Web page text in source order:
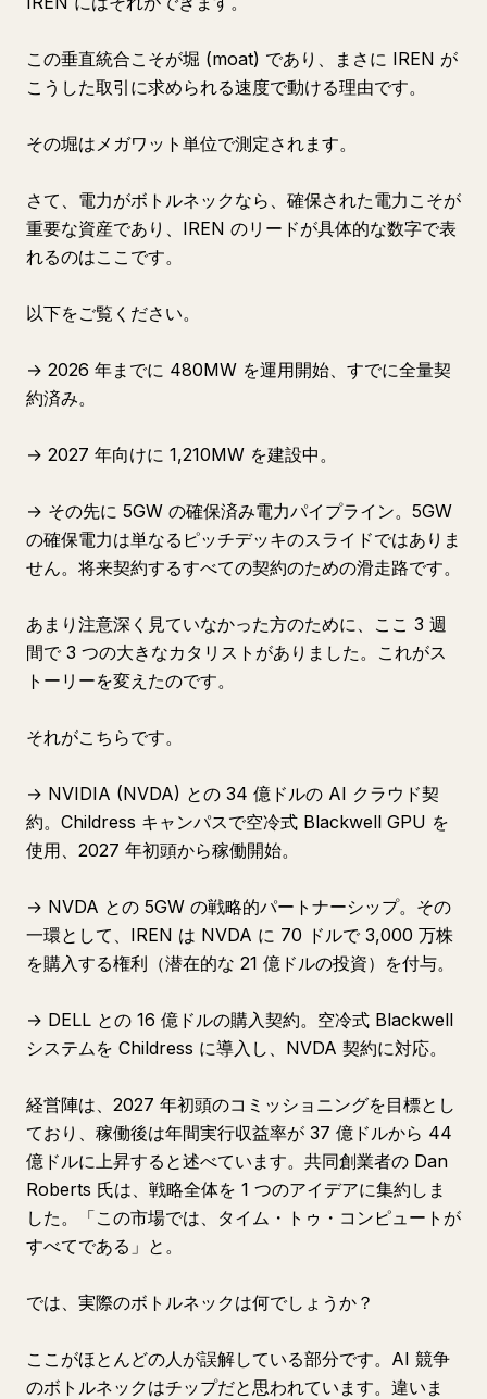
この垂直統合こそが堀 (moat) であり、まさに IREN が
こうした取引に求められる速度で動ける理由です。
その堀はメガワット単位で測定されます。
さて、電力がボトルネックなら、確保された電力こそが
重要な資産であり、IREN のリードが具体的な数字で表
れるのはここです。
以下をご覧ください。
→ 2026 年までに 480MW を運用開始、すでに全量契
約済み。
→ 2027 年向けに 1,210MW を建設中。
→ その先に 5GW の確保済み電力パイプライン。5GW
の確保電力は単なるピッチデッキのスライドではありま
せん。将来契約するすべての契約のための滑走路です。
あまり注意深く見ていなかった方のために、ここ 3 週
間で 3 つの大きなカタリストがありました。これがス
トーリーを変えたのです。
それがこちらです。
→ NVIDIA (NVDA) との 34 億ドルの AI クラウド契
約。Childress キャンパスで空冷式 Blackwell GPU を
使用、2027 年初頭から稼働開始。
→ NVDA との 5GW の戦略的パートナーシップ。その
一環として、IREN は NVDA に 70 ドルで 3,000 万株
を購入する権利（潜在的な 21 億ドルの投資）を付与。
→ DELL との 16 億ドルの購入契約。空冷式 Blackwell
システムを Childress に導入し、NVDA 契約に対応。
経営陣は、2027 年初頭のコミッショニングを目標とし
ており、稼働後は年間実行収益率が 37 億ドルから 44
億ドルに上昇すると述べています。共同創業者の Dan
Roberts 氏は、戦略全体を 1 つのアイデアに集約しま
した。「この市場では、タイム・トゥ・コンピュートが
すべてである」と。
では、実際のボトルネックは何でしょうか？
ここがほとんどの人が誤解している部分です。AI 競争
のボトルネックはチップだと思われています。違いま